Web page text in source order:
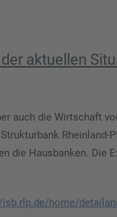
aktuellen
auch die Wirtschaft
die Hausbanken. Die
home/